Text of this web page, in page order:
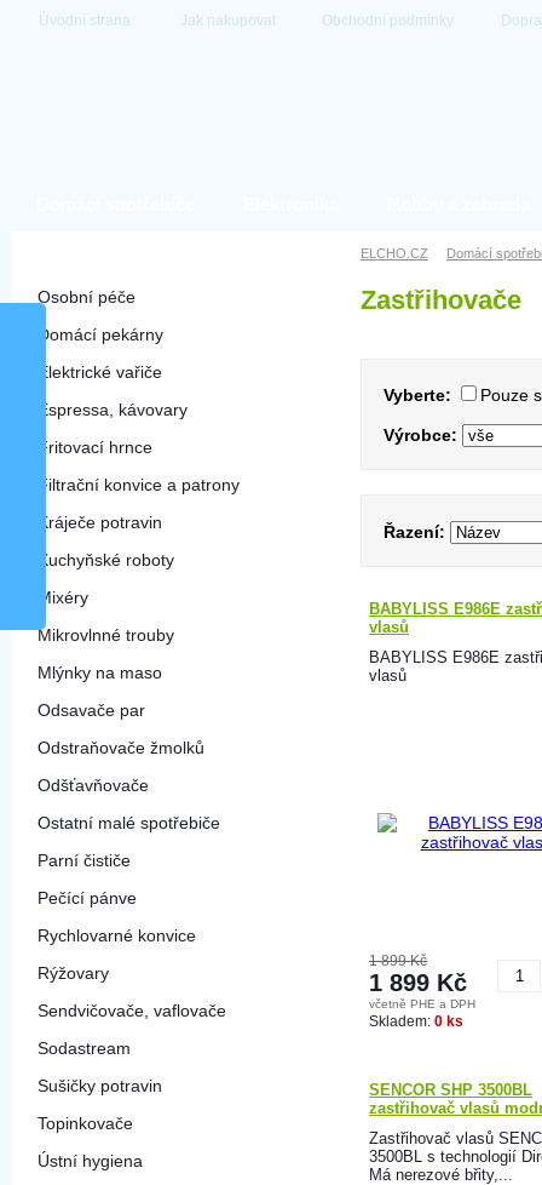
Úvodní strana Jak nakupovat Obchodní podmínky
Osobní péče
Domácí pekárny
Elektrické vařiče
Espressa, kávovary
Fritovací hrnce
Filtrační konvice a patrony
Kráječe potravin
Kuchyňské roboty
Mixéry
Mikrovlnné trouby
Mlýnky na maso
Odsavače par
Odstraňovače žmolků
Odšťavňovače
Ostatní malé spotřebiče
Parní čističe
Pečící pánve
Rychlovarné konvice
Rýžovary
Sendvičovače, vaflovače
Sodastream
Sušičky potravin
Topinkovače
Ústní hygiena
ELCHO.CZ Domácí
Zastřihovače
Vyberte: Pouze
Výrobce:
Řazení:
BABYLISS E986E
vlasů
BABYLISS E986E
vlasů
1 899 Kč
1 899 Kč
včetně PHE a DPH
Skladem: 0 ks
SENCOR SHP 3500BL
zastřihovač vlasů
Zastřihovač vlasů
3500BL s technologií
Má nerezové břity,...